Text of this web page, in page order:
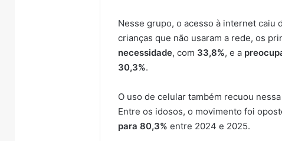
Nesse grupo, o acesso à internet caiu
crianças que não usaram a rede, os
necessidade, com 33,8%, e a
30,3%.
O uso de celular também recuou
Entre os idosos, o movimento foi
para 80,3% entre 2024 e 2025.